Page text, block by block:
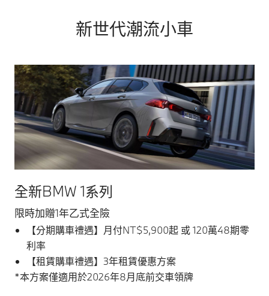
新世代潮流小車
全新BMW 1系列
限時加贈1年乙式全險
【分期購車禮遇】月付NT$5,900起 或 120萬48期零
利率
【租賃購車禮遇】3年租賃優惠方案
*本方案僅適用於2026年8月底前交車領牌